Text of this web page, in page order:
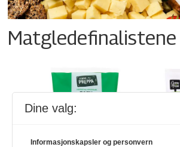
Dine valg:
Informasjonskapsler og personvern